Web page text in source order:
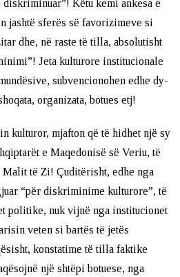
Këtu kemi ankesa e
jashtë sferës së favorizimeve si
dhe, në raste të tilla, absolutisht
Jeta kulturore institucionale
subvencionohen edhe dy-
organizata, botues etj!
kulturor, mjafton që të hidhet një sy
e Maqedonisë së Veriu, të
Malit të Zi! Çuditërisht, edhe nga
“për diskriminime kulturore”, të
politike, nuk vijnë nga institucionet
veten si bartës të jetës
konstatime të tilla faktike
një shtëpi botuese, nga